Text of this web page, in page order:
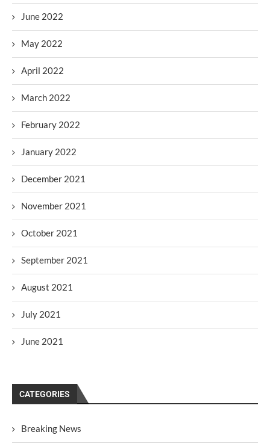
June 2022
May 2022
April 2022
March 2022
February 2022
January 2022
December 2021
November 2021
October 2021
September 2021
August 2021
July 2021
June 2021
CATEGORIES
Breaking News